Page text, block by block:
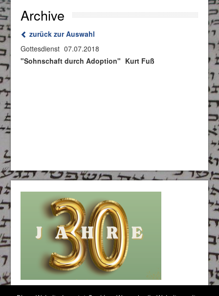
Archive
zurück zur Auswahl
Gottesdienst 07.07.2018
"Sohnschaft durch Adoption" Kurt Fuß